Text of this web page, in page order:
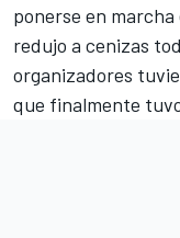
ponerse en marcha
redujo a cenizas
organizadores
que finalmente